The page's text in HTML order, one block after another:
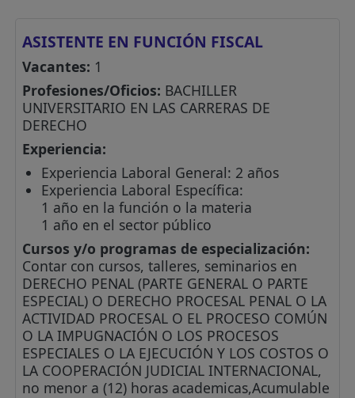
ASISTENTE EN FUNCIÓN FISCAL
Vacantes: 1
Profesiones/Oficios: BACHILLER
UNIVERSITARIO EN LAS CARRERAS DE
DERECHO
Experiencia:
Experiencia Laboral General: 2 años
Experiencia Laboral Específica:
1 año en la función o la materia
1 año en el sector público
Cursos y/o programas de especialización:
Contar con cursos, talleres, seminarios en
DERECHO PENAL (PARTE GENERAL O PARTE
ESPECIAL) O DERECHO PROCESAL PENAL O LA
ACTIVIDAD PROCESAL O EL PROCESO COMÚN
O LA IMPUGNACIÓN O LOS PROCESOS
ESPECIALES O LA EJECUCIÓN Y LOS COSTOS O
LA COOPERACIÓN JUDICIAL INTERNACIONAL,
no menor a (12) horas academicas,Acumulable